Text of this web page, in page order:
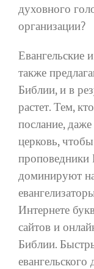
духовного
организации?
Евангельские
также
Библии, и в
растет. Тем,
послание,
церковь,
доминируют
Интернете
сайтов и
Библии.